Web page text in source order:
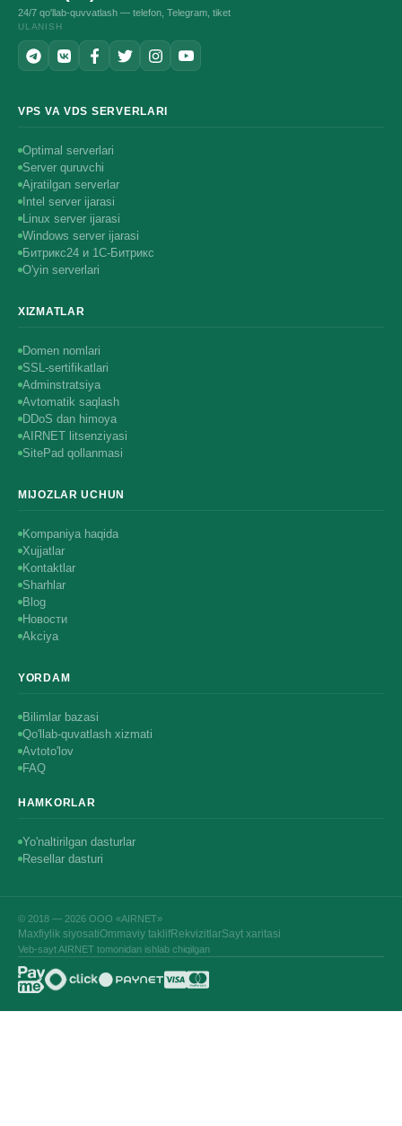
24/7 qo'llab-quvvatlash — telefon, Telegram, tiket
ULANISH
VPS VA VDS SERVERLARI
Optimal serverlari
Server quruvchi
Ajratilgan serverlar
Intel server ijarasi
Linux server ijarasi
Windows server ijarasi
Битрикс24 и 1С-Битрикс
O'yin serverlari
XIZMATLAR
Domen nomlari
SSL-sertifikatlari
Adminstratsiya
Avtomatik saqlash
DDoS dan himoya
AIRNET litsenziyasi
SitePad qollanmasi
MIJOZLAR UCHUN
Kompaniya haqida
Xujjatlar
Kontaktlar
Sharhlar
Blog
Новости
Akciya
YORDAM
Bilimlar bazasi
Qo'llab-quvatlash xizmati
Avtoto'lov
FAQ
HAMKORLAR
Yo'naltirilgan dasturlar
Resellar dasturi
© 2018 — 2026 ООО «AIRNET»
Maxfiylik siyosatiOmmaviy taklifRekvizitlarSayt xaritasi
Veb-sayt AIRNET tomonidan ishlab chiqilgan